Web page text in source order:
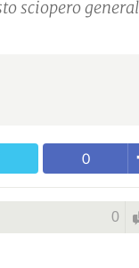
sciopero
0
0